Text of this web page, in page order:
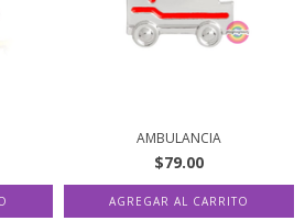
AMBULANCIA
$79.00